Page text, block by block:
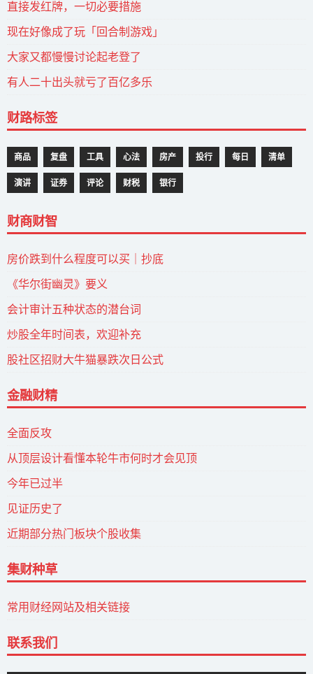
直接发红牌，一切必要措施
现在好像成了玩「回合制游戏」
大家又都慢慢讨论起老登了
有人二十出头就亏了百亿多乐
财路标签
商品 复盘 工具 心法 房产 投行 每日 清单
演讲 证券 评论 财税 银行
财商财智
房价跌到什么程度可以买｜抄底
《华尔街幽灵》要义
会计审计五种状态的潜台词
炒股全年时间表，欢迎补充
股社区招财大牛猫暴跌次日公式
金融财精
全面反攻
从顶层设计看懂本轮牛市何时才会见顶
今年已过半
见证历史了
近期部分热门板块个股收集
集财种草
常用财经网站及相关链接
联系我们